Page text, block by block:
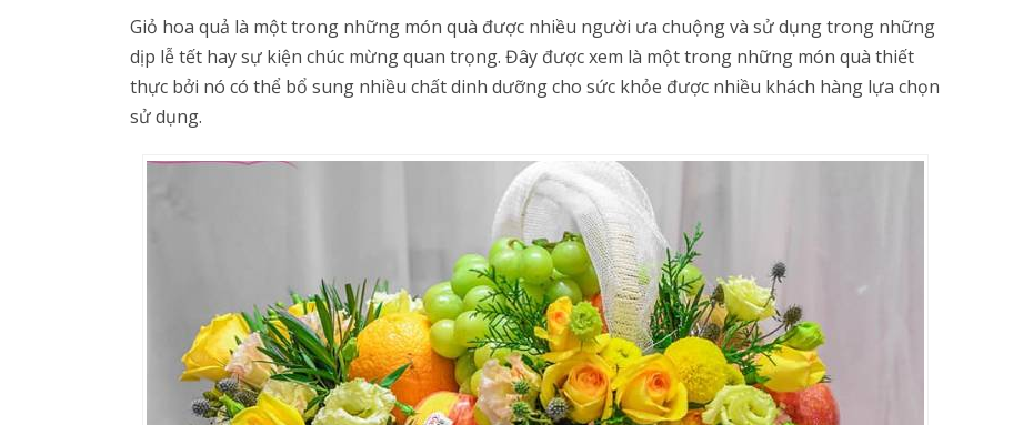
Giỏ hoa quả là một trong những món quà được nhiều người ưa chuộng và sử dụng trong những
dịp lễ tết hay sự kiện chúc mừng quan trọng. Đây được xem là một trong những món quà thiết
thực bởi nó có thể bổ sung nhiều chất dinh dưỡng cho sức khỏe được nhiều khách hàng lựa chọn
sử dụng.